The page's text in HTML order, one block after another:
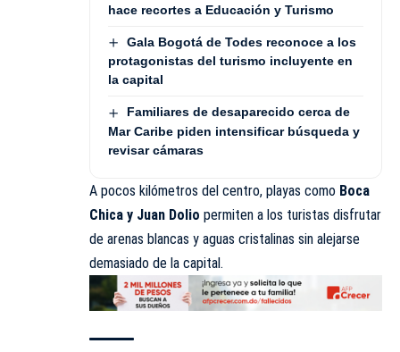
hace recortes a Educación y Turismo
Gala Bogotá de Todes reconoce a los
protagonistas del turismo incluyente en
la capital
Familiares de desaparecido cerca de
Mar Caribe piden intensificar búsqueda y
revisar cámaras
A pocos kilómetros del centro, playas como Boca
Chica y Juan Dolio permiten a los turistas disfrutar
de arenas blancas y aguas cristalinas sin alejarse
demasiado de la capital.